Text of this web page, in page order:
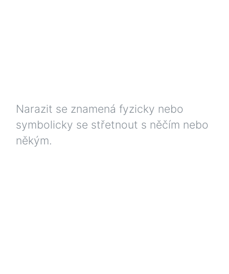
Narazit se znamená fyzicky nebo
symbolicky se střetnout s něčím nebo
někým.